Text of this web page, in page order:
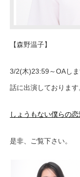
【森野温子】
3/2(木)23:59～OAし
話に出演しております
しょうもない僕らの
是非、ご覧下さい。